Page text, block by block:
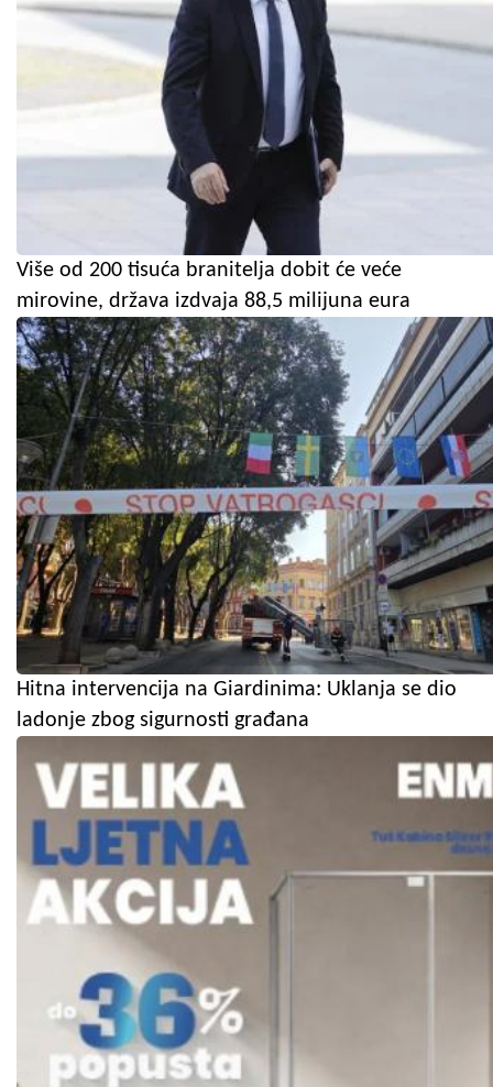
Više od 200 tisuća branitelja dobit će veće
mirovine, država izdvaja 88,5 milijuna eura
Hitna intervencija na Giardinima: Uklanja se dio
ladonje zbog sigurnosti građana